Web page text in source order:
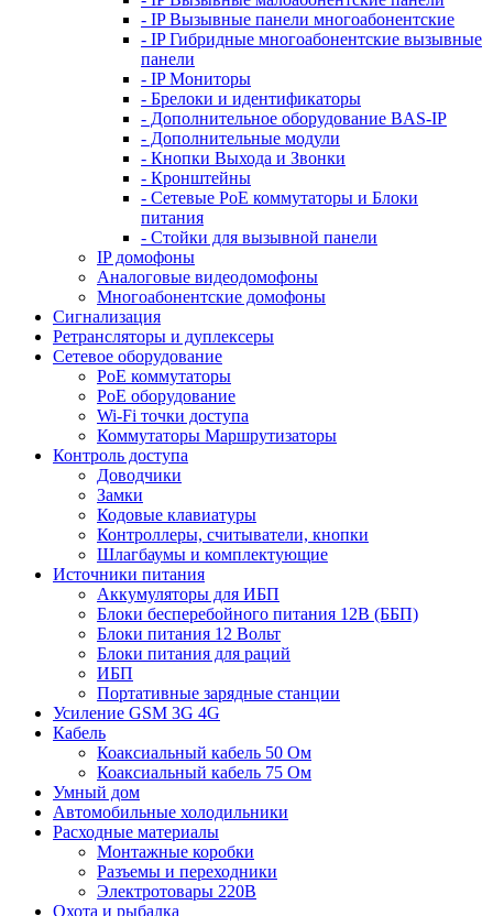
- IP Вызывные панели многоабонентские
- IP Гибридные многоабонентские вызывные
панели
- IP Мониторы
- Брелоки и идентификаторы
- Дополнительное оборудование BAS-IP
- Дополнительные модули
- Кнопки Выхода и Звонки
- Кронштейны
- Сетевые PoE коммутаторы и Блоки
питания
- Стойки для вызывной панели
IP домофоны
Аналоговые видеодомофоны
Многоабонентские домофоны
Сигнализация
Ретрансляторы и дуплексеры
Сетевое оборудование
PoE коммутаторы
PoE оборудование
Wi-Fi точки доступа
Коммутаторы Маршрутизаторы
Контроль доступа
Доводчики
Замки
Кодовые клавиатуры
Контроллеры, считыватели, кнопки
Шлагбаумы и комплектующие
Источники питания
Аккумуляторы для ИБП
Блоки бесперебойного питания 12В (ББП)
Блоки питания 12 Вольт
Блоки питания для раций
ИБП
Портативные зарядные станции
Усиление GSM 3G 4G
Кабель
Коаксиальный кабель 50 Ом
Коаксиальный кабель 75 Ом
Умный дом
Автомобильные холодильники
Расходные материалы
Монтажные коробки
Разъемы и переходники
Электротовары 220В
Охота и рыбалка